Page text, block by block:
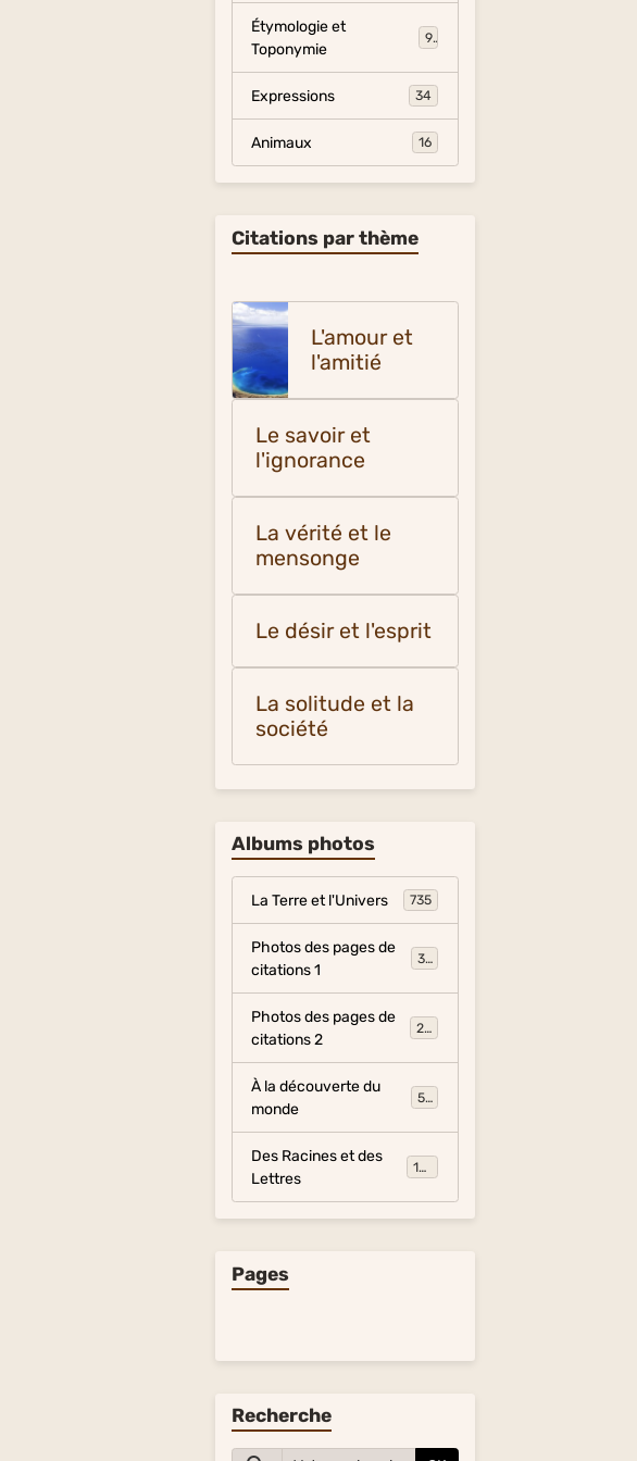
Étymologie et
Toponymie
9
Expressions 34
Animaux 16
Citations par thème
L'amour et
l'amitié
Le savoir et
l'ignorance
La vérité et le
mensonge
Le désir et l'esprit
La solitude et la
société
Albums photos
La Terre et l'Univers 735
Photos des pages de
citations 1
317
Photos des pages de
citations 2
281
À la découverte du
monde
54
Des Racines et des
Lettres
134
Pages
Recherche